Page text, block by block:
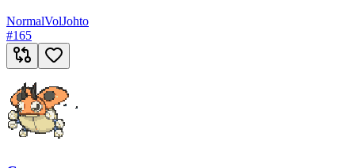
NormalVolJohto
#165